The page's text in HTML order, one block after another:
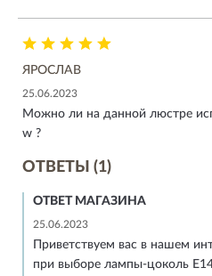
ЯРОСЛАВ
25.06.2023
Можно ли на данной люстре
w ?
ОТВЕТЫ (1)
ОТВЕТ МАГАЗИНА
25.06.2023
Приветствуем вас в нашем
при выборе лампы-цоколь